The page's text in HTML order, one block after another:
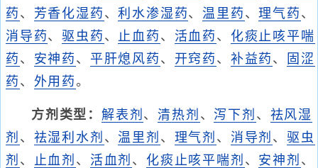
药 、 芳香化湿药 、利水渗湿药、温里药 、理气药 、
消导药、驱虫药 、 止血药 、 活血药 、 化痰止咳平喘
药 、 安神药 、 平肝熄风药 、 开窍药 、 补益药 、
固涩
药 、 外用药。
方剂类型： 解表剂 、清热剂 、泻下剂 、 祛风湿
剂 、 祛湿利水剂 、温里剂 、 理气剂 、 消导剂 、驱虫
剂 、 止血剂 、 活血剂 、 化痰止咳平喘剂 、 安神剂 、